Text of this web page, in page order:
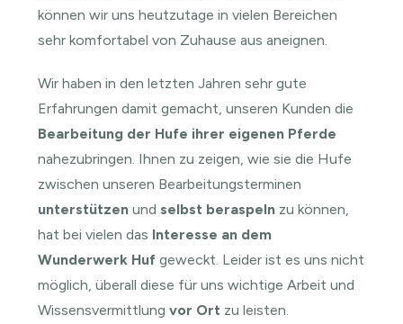
können wir uns heutzutage in vielen Bereichen
sehr komfortabel von Zuhause aus aneignen.
Wir haben in den letzten Jahren sehr gute
Erfahrungen damit gemacht, unseren Kunden die
Bearbeitung der Hufe ihrer eigenen Pferde
nahezubringen. Ihnen zu zeigen, wie sie die Hufe
zwischen unseren Bearbeitungsterminen
unterstützenund selbst beraspeln zu können,
hat bei vielen das Interesse an dem
Wunderwerk Huf geweckt. Leider ist es uns nicht
möglich, überall diese für uns wichtige Arbeit und
Wissensvermittlungvor Ort zu leisten.